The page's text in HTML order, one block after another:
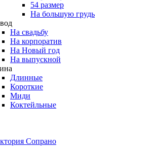
54 размер
На большую грудь
На свадьбу
На корпоратив
На Новый год
На выпускной
Длинные
Короткие
Миди
Коктейльные
Сопрано